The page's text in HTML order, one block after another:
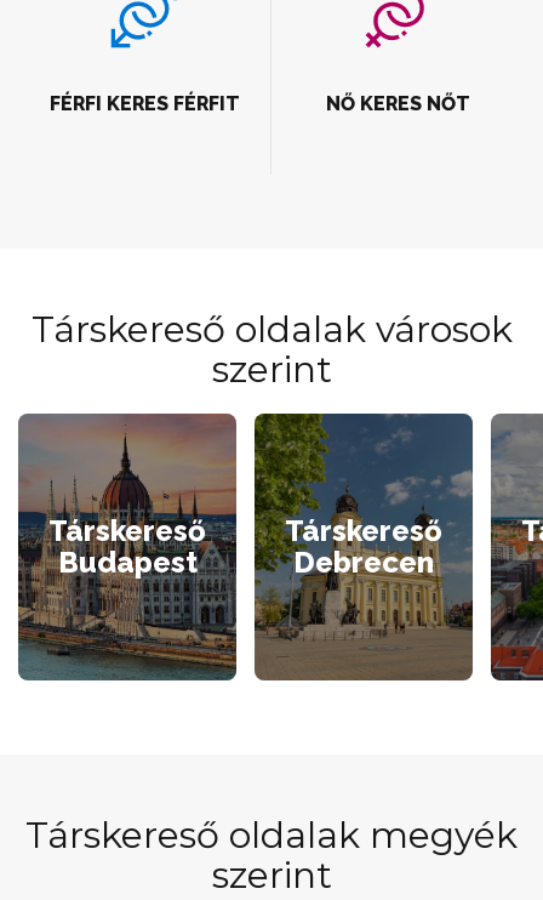
FÉRFI KERES FÉRFIT NŐ KERES NŐT
Társkereső oldalak városok
szerint
Társkereső
Budapest
Társkereső
Debrecen
Társkereső oldalak megyék
szerint